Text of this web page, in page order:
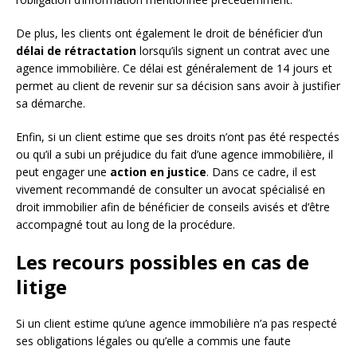
De plus, les clients ont également le droit de bénéficier d’un
délai de rétractation lorsqu’ils signent un contrat avec une
agence immobilière. Ce délai est généralement de 14 jours et
permet au client de revenir sur sa décision sans avoir à justifier
sa démarche.
Enfin, si un client estime que ses droits n’ont pas été respectés
ou qu’il a subi un préjudice du fait d’une agence immobilière, il
peut engager une action en justice. Dans ce cadre, il est
vivement recommandé de consulter un avocat spécialisé en
droit immobilier afin de bénéficier de conseils avisés et d’être
accompagné tout au long de la procédure.
Les recours possibles en cas de
litige
Si un client estime qu’une agence immobilière n’a pas respecté
ses obligations légales ou qu’elle a commis une faute